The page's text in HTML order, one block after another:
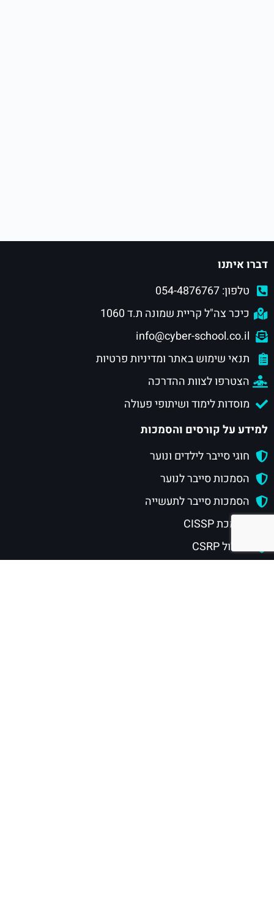
דברו איתנו
טלפון: 054-4876767
כיכר צה"ל קריית שמונה ת.ד 1060
info@cyber-school.co.il
תנאי שימוש באתר ומדיניות פרטיות
הצטרפו לצוות ההדרכה
מוסדות לימוד ושיתופי פעולה
למידע על קורסים והסמכות
חוגי סייבר לילדים ונוער
הסמכות סייבר לנוער
הסמכות סייבר לתעשייה
הסמכת CISSP
מסלול CSRP